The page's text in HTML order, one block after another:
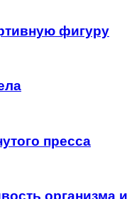
фигуру
пресса
организма